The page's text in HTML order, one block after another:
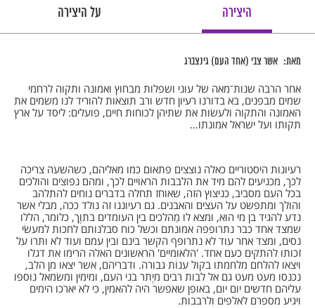
כל האתרהיצירה על היצירה
מאת: אשר צבי (אחד העם) גינצברג
אחר הרבה שנות־מאה של עוני ושפלות מבחוץ ואמונה ותקוה לרחמי
שמים מבפנים, בא בדורנו רעיון חדש ורב תוצאות להוריד לנו משמים את
האמונה והתקוה ולעשׂות את שתיהן לכוחות חיים, פועלים: ליסד על ארץ
תקותו ועל ישראל אמונתו…
רעיונות היסטוריים כאלה נוצצים פתאום כמו מאליהם, כשהשעה צריכה
לכך, מכניעים להם מיד את הלבבות הראויים לכך, ומהם נפוצים והולכים
בכל העם מסביב, כניצוץ הזה, שאוחז תחלה בדברים נוחים להתלהב
והולך ומתפשט על העצים והאבנים. גם רעיוננו זה נולד ככה, מבלי אשר
נדע להגיד בן מי הוא, ומצא לו מַהלכים בין העומדים בתוֶך, כלומר, הללו
שמצד אחד כבר נתרופפה אמונתם וכשל כוח סבלנותם לחכות למעשׂי
נסים, ומצד אחר עוד לא נתרופף הקשר בינם ובין עמם ועוד לא ותּרו על
זכותו להתקים כעם אחד. 'הלאומיים' הראשונים האלה הרימו את דגלו
ויצאו להלחם מלחמתו בקול ענוֹת גבורה. ודבריהם, אשר יצאו מן הלב,
נכנסו מעט מעט גם אל לבות רבים מיֶתר בני העם, ומימין ומשׂמאל נוספו
עליהם חדשים יום יום, באופן שאפשר היה להאמין, כי לא יארכו הימים
ויגיע מספרם לאלפים ולרבבות.